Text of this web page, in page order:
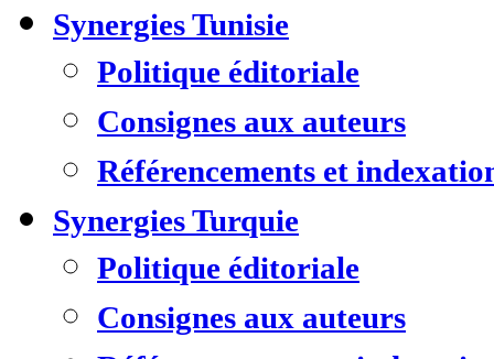
Synergies Tunisie
Politique éditoriale
Consignes aux auteurs
Référencements et
Synergies Turquie
Politique éditoriale
Consignes aux auteurs